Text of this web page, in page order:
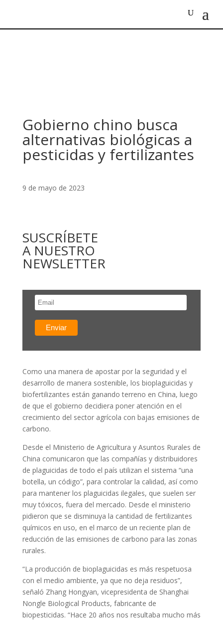
Gobierno chino busca
alternativas biológicas a
pesticidas y fertilizantes
9 de mayo de 2023
SUSCRÍBETE
A NUESTRO
NEWSLETTER
Como una manera de apostar por la seguridad y el
desarrollo de manera sostenible, los bioplaguicidas y
biofertilizantes están ganando terreno en China, luego
de que el gobierno decidiera poner atención en el
crecimiento del sector agrícola con bajas emisiones de
carbono.
Desde el Ministerio de Agricultura y Asuntos Rurales de
China comunicaron que las compañías y distribuidores
de plaguicidas de todo el país utilizan el sistema “una
botella, un código”, para controlar la calidad, así como
para mantener los plaguicidas ilegales, que suelen ser
muy tóxicos, fuera del mercado. Desde el ministerio
pidieron que se disminuya la cantidad de fertilizantes
químicos en uso, en el marco de un reciente plan de
reducción de las emisiones de carbono para las zonas
rurales.
“La producción de bioplaguicidas es más respetuosa
con el medio ambiente, ya que no deja residuos”,
señaló Zhang Hongyan, vicepresidenta de Shanghai
Nongle Biological Products, fabricante de
biopesticidas. “Hace 20 años nos resultaba mucho más